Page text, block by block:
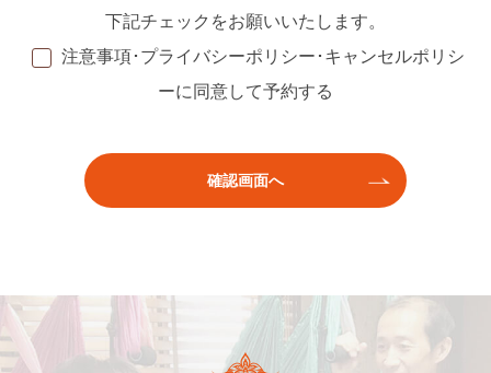
下記チェックをお願いいたします。
注意事項･プライバシーポリシー･キャンセルポリシ
ーに同意して予約する